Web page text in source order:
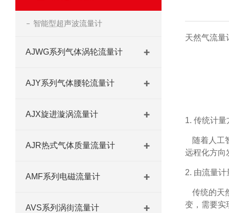
智能型超声波流量计
AJWG系列气体涡轮流量计
AJY系列气体腰轮流量计
AJX旋进漩涡流量计
AJR热式气体质量流量计
AMF系列电磁流量计
AVS系列涡街流量计
天然气流量
1. 传统计
随着人工
远程化方向
2. 由流量
传统的天
变，需要实